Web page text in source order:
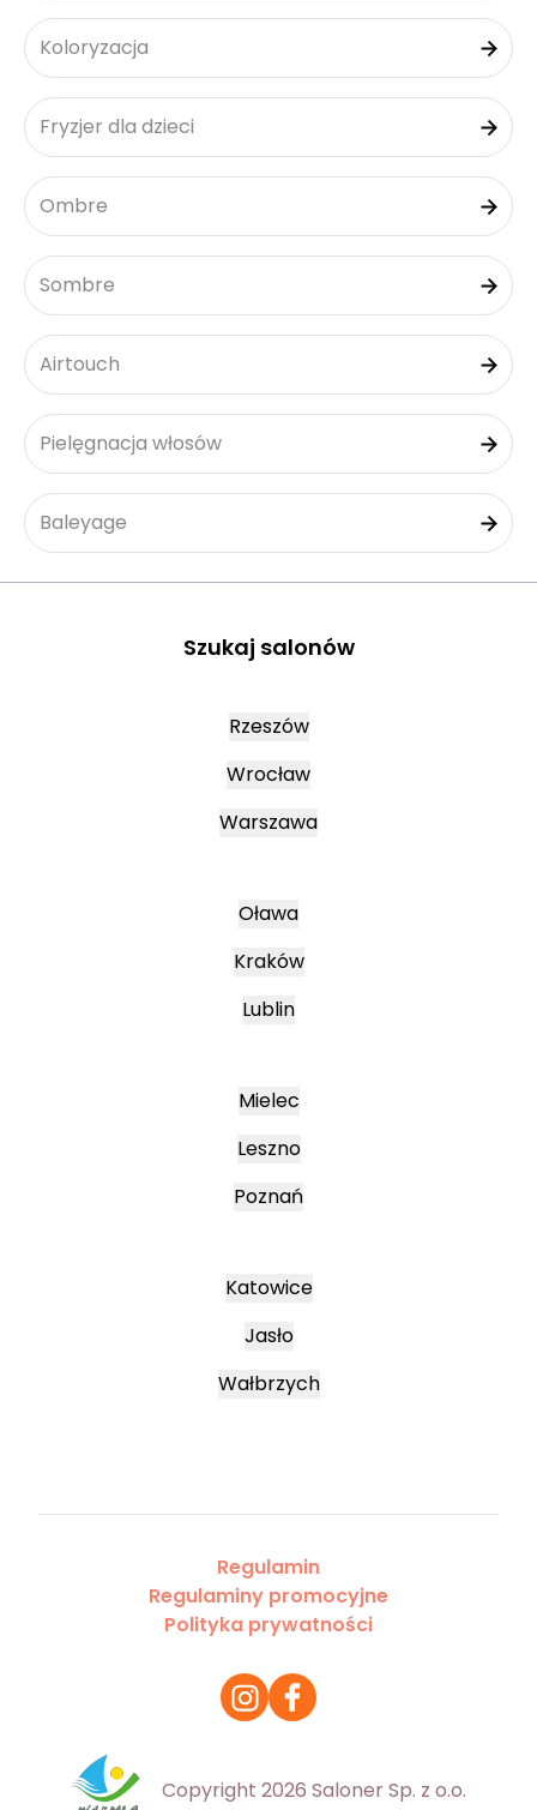
Koloryzacja
Fryzjer dla dzieci
Ombre
Sombre
Airtouch
Pielęgnacja włosów
Baleyage
Szukaj salonów
Rzeszów
Wrocław
Warszawa
Oława
Kraków
Lublin
Mielec
Leszno
Poznań
Katowice
Jasło
Wałbrzych
Regulamin
Regulaminy promocyjne
Polityka prywatności
Copyright 2026 Saloner Sp. z o.o.